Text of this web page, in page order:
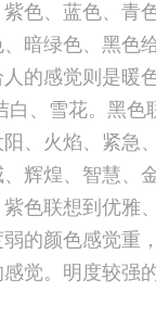
色、蓝色、青
暗绿色、黑色
的感觉则是暖
、雪花。黑色
、火焰、紧急
辉煌、智慧、
色联想到优雅
的颜色感觉重
觉。明度较强